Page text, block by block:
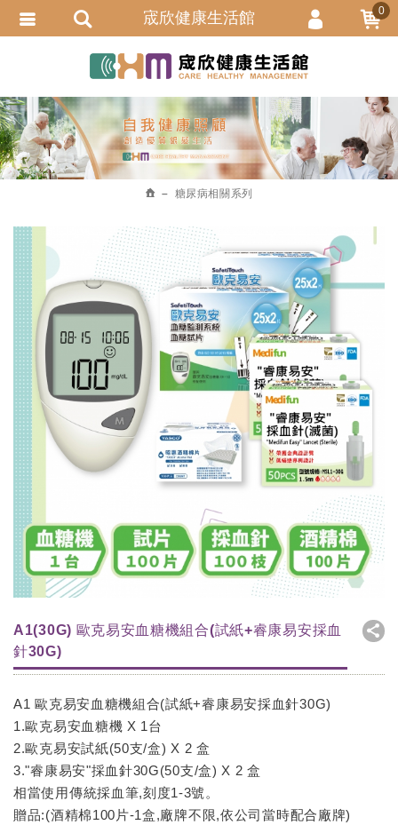
糖尿病相關系列
A1(30G) 歐克易安血糖機組合(試紙+睿康易安採血
針30G)
A1 歐克易安血糖機組合(試紙+睿康易安採血針30G)
1.歐克易安血糖機 X 1台
2.歐克易安試紙(50支/盒) X 2 盒
3."睿康易安"採血針30G(50支/盒) X 2 盒
相當使用傳統採血筆,刻度1-3號。
贈品:(酒精棉100片-1盒,廠牌不限,依公司當時配合廠牌)
宬欣健康生活館 0
會員登入
忘記密碼
訂單查詢
追蹤清單
繁體中文